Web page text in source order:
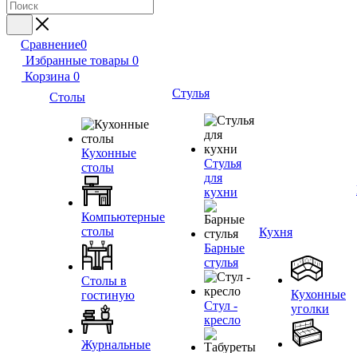
Сравнение0
Избранные товары 0
Корзина 0
Столы
Кухонные
столы
Компьютерные
столы
Столы в
гостиную
Журнальные
Стулья
Стулья
для
кухни
Барные
стулья
Стул -
кресло
Кухня
Кухонные
уголки